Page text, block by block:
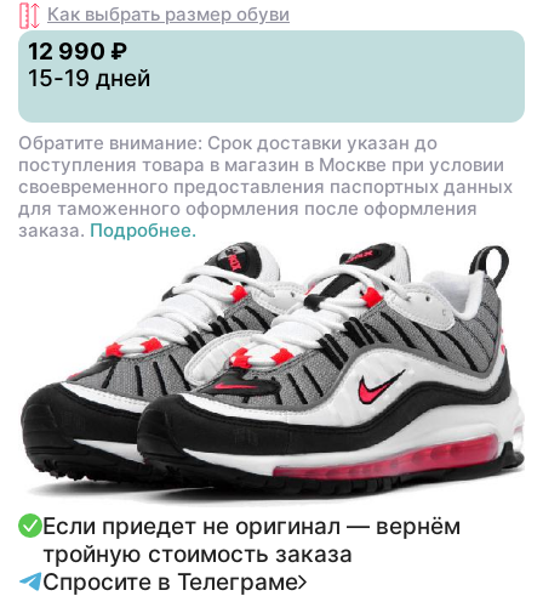
Как выбрать размер обуви
12 990 ₽
15-19 дней
Обратите внимание: Срок доставки указан до
поступления товара в магазин в Москве при условии
своевременного предоставления паспортных данных
для таможенного оформления после оформления
заказа. Подробнее.
Если приедет не оригинал — вернём
тройную стоимость заказа
Спросите в Телеграме